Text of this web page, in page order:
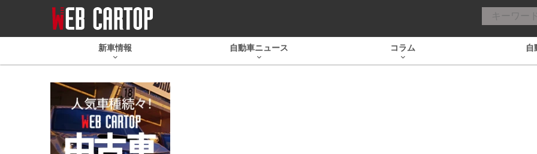
新車情報 自動車ニュース コラム 自